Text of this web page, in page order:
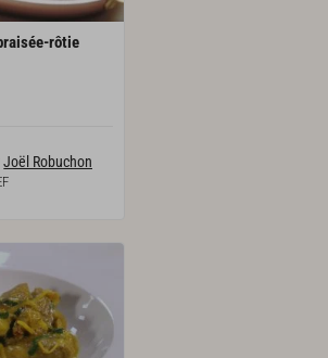
rôtie
Joël Robuchon